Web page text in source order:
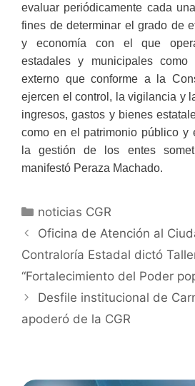
evaluar periódicamente cada
fines de determinar el grado de
y economía con el que
estadales y municipales como
externo que conforme a la
ejercen el control, la vigilancia y
ingresos, gastos y bienes
como en el patrimonio público y
la gestión de los entes
manifestó Peraza Machado.
noticias CGR
Oficina de Atención al
Contraloría Estadal dictó
“Fortalecimiento del Poder
Desfile institucional de
apoderó de la CGR